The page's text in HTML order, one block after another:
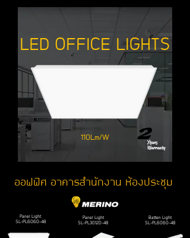
LED OFFICE LIGHTS
2
110Lm/W
Years
Warranty
ออฟฟิศ อาคารสำนักงาน ห้องประชุม
Panel Light
SL-PL6060-48
Panel Light
SL-PL30120-48
Batten Light
SL-PL6060-48